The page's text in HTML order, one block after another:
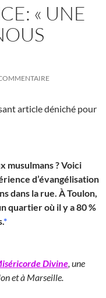
« UNE
article déniché pour
musulmans ? Voici
d’évangélisation
dans la rue. À Toulon,
quartier où il y a 80 %
*
Divine, une
et à Marseille.